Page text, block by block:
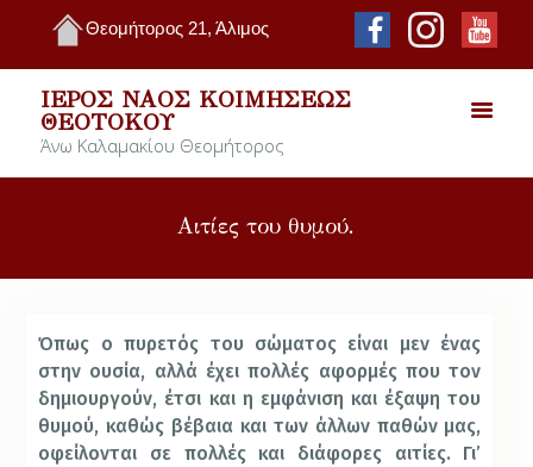
Θεομήτορος 21, Άλιμος
ΙΕΡΌΣ ΝΑΌΣ ΚΟΙΜΉΣΕΩΣ
ΘΕΟΤΌΚΟΥ
Άνω Καλαμακίου Θεομήτορος
Αιτίες του θυμού.
Όπως ο πυρετός του σώματος είναι μεν ένας
στην ουσία, αλλά έχει πολλές αφορμές που τον
δημιουργούν, έτσι και η εμφάνιση και έξαψη του
θυμού, καθώς βέβαια και των άλλων παθών μας,
οφείλονται σε πολλές και διάφορες αιτίες. Γι’